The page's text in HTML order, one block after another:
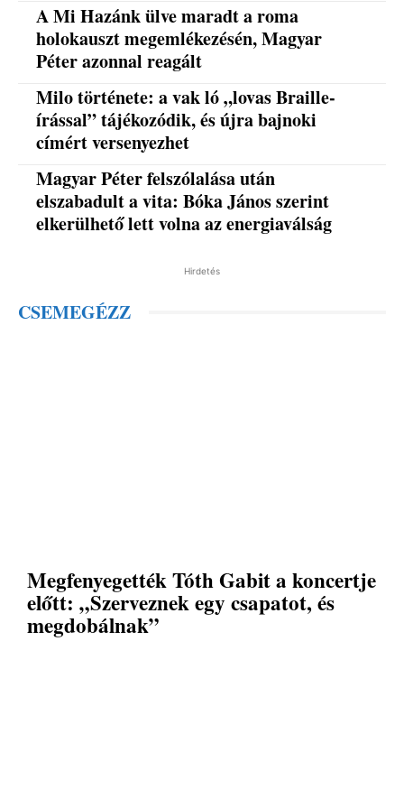
A Mi Hazánk ülve maradt a roma
holokauszt megemlékezésén, Magyar
Péter azonnal reagált
Milo története: a vak ló „lovas Braille-
írással” tájékozódik, és újra bajnoki
címért versenyezhet
Magyar Péter felszólalása után
elszabadult a vita: Bóka János szerint
elkerülhető lett volna az energiaválság
Hirdetés
CSEMEGÉZZ
Megfenyegették Tóth Gabit a koncertje
előtt: „Szerveznek egy csapatot, és
megdobálnak”